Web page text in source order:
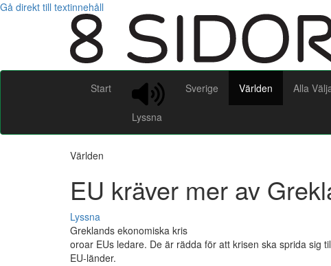
Gå direkt till textinnehåll
Start
Lyssna
Sverige Världen Alla
Världen
EU kräver mer av
Lyssna
Greklands ekonomiska kris
oroar EUs ledare. De är rädda för att krisen ska sprida sig
EU-länder.